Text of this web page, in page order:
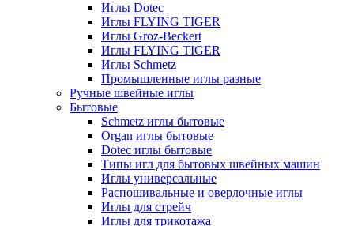
Иглы Dotec
Иглы FLYING TIGER
Иглы Groz-Beckert
Иглы FLYING TIGER
Иглы Schmetz
Промышленные иглы разные
Ручные швейные иглы
Бытовые
Schmetz иглы бытовые
Organ иглы бытовые
Dotec иглы бытовые
Типы игл для бытовых швейных машин
Иглы универсальные
Распошивальные и оверлочные иглы
Иглы для стрейч
Иглы для трикотажа